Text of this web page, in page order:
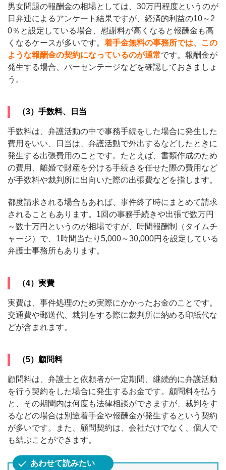
男女問題の報酬金の相場としては、30万円程度というのが
日弁連によるアンケート結果ですが、経済的利益の10～2
0％と設定している場合、慰謝料が高くなると報酬金も高
くなるケースが多いです。 着手金無料の事務所では、この
ような報酬金の契約になっているのが通常です。報酬金が
発生する場合、パーセンテージなどを確認しておきましょ
う。
（3）手数料、日当
手数料は、弁護活動の中で事務手続をした場合に発生した
費用をいい、日当は、弁護活動で外出するなどしたときに
発生する出張費用のことです。たとえば、書類作成のため
の費用、離婚で財産を分ける手続きを任せた際の費用など
が手数料や裁判所に出向いた際の出張費などを指します。
都度請求される場合もあれば、事件終了時にまとめて請求
されることもあります。1回の事務手続きや出張で数万円
～数十万円というのが相場ですが、時間報酬制（タイムチ
ャージ）で、1時間当たり5,000～30,000円を設定している
弁護士事務所もあります。
（4）実費
実費は、事件処理のため実際にかかったお金のことです。
交通費や郵送代、裁判をする際に裁判所に納める印紙代な
どが含まれます。
（5）顧問料
顧問料は、弁護士と依頼者が一定期間、継続的に弁護活動
を行う契約をした場合に発生するお金です。顧問料を払う
と、その期間内は何度も法律相談ができますが、裁判をす
るなどの場合は別途着手金や報酬金が発生するという契約
が多いです。また、顧問契約は、会社だけでなく、個人で
も結ぶことができます。